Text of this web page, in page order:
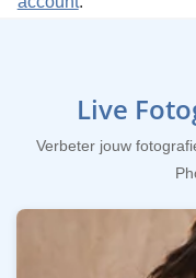
Live
Verbeter jouw